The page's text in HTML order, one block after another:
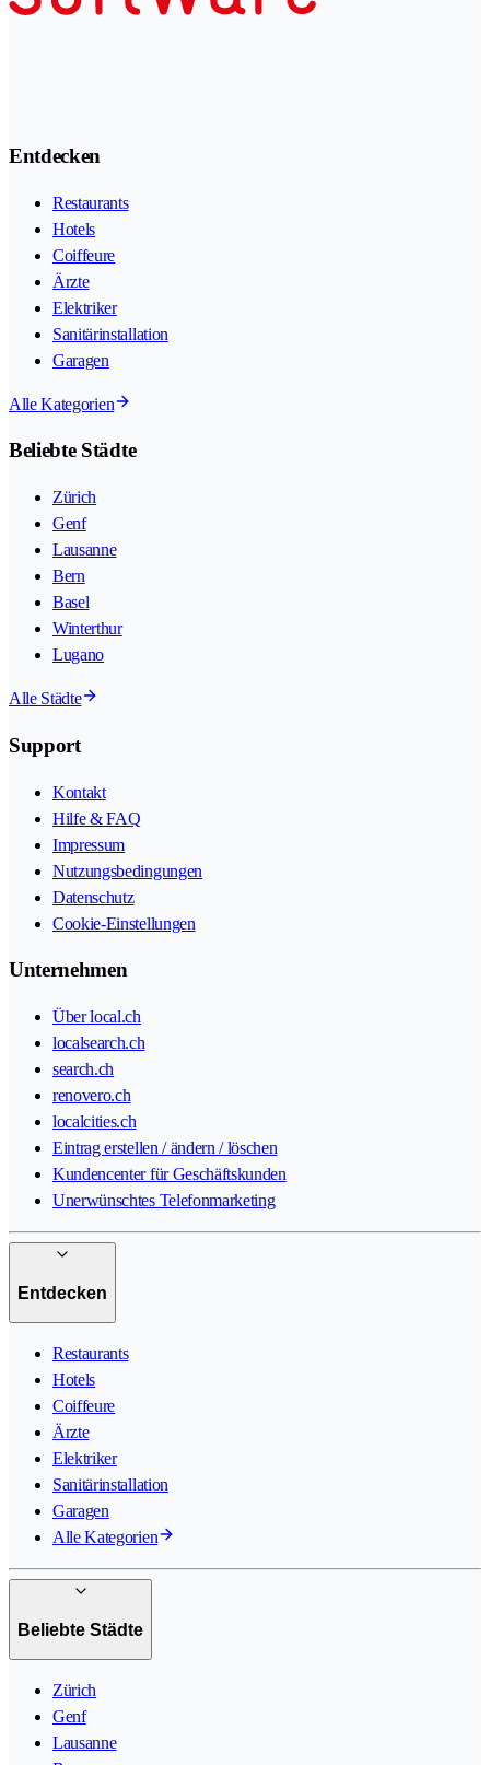
Entdecken
Restaurants
Hotels
Coiffeure
Ärzte
Elektriker
Sanitärinstallation
Garagen
Alle Kategorien
Beliebte Städte
Zürich
Genf
Lausanne
Bern
Basel
Winterthur
Lugano
Alle Städte
Support
Kontakt
Hilfe & FAQ
Impressum
Nutzungsbedingungen
Datenschutz
Cookie-Einstellungen
Unternehmen
Über local.ch
localsearch.ch
search.ch
renovero.ch
localcities.ch
Eintrag erstellen / ändern / löschen
Kundencenter für Geschäftskunden
Unerwünschtes Telefonmarketing
Entdecken
Restaurants
Hotels
Coiffeure
Ärzte
Elektriker
Sanitärinstallation
Garagen
Alle Kategorien
Beliebte Städte
Zürich
Genf
Lausanne